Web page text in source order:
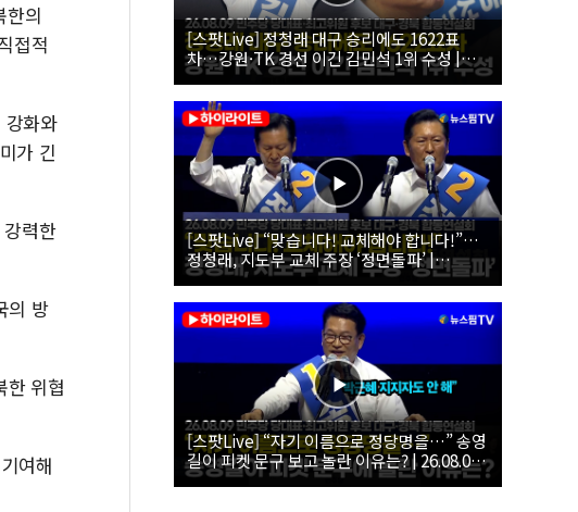
한의
접적
화와
가 긴
력한
의 방
한 위협
여해
[스팟Live] 정청래 대구 승리에도 1622표
차…강원·TK 경선 이긴 김민석 1위 수성 |
26.08.09 더불어민주당 당대표·최고위원 후
보 대구·경북 합동연설회
[스팟Live] “맞습니다! 교체해야 합니다!”…
정청래, 지도부 교체 주장 ‘정면돌파’ |
26.08.09 더불어민주당 당대표·최고위원 후
보 대구·경북 합동연설회
[스팟Live] “자기 이름으로 정당명을…” 송영
길이 피켓 문구 보고 놀란 이유는? | 26.08.09
더불어민주당 당대표·최고위원 후보 대구·경